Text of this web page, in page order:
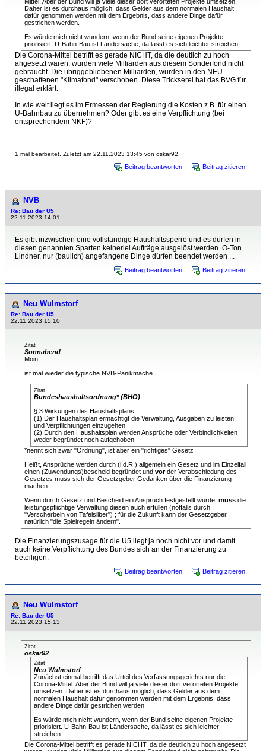
Daher ist es durchaus möglich, dass Gelder aus dem normalen Haushalt
dafür genommen werden mit dem Ergebnis, dass andere Dinge dafür
gestrichen werden.
Es würde mich nicht wundern, wenn der Bund seine eigenen Projekte
priorisiert. U-Bahn-Bau ist Ländersache, da lässt es sich leichter streichen.
Die Corona-Mittel betrifft es gerade NICHT, da die deutlich zu hoch
angesetzt waren, wurden viele Milliarden aus diesem Sonderfond nicht
gebraucht. Die übriggebliebenen Milliarden, wurden in den NEU
geschaffenen "Klimafond" verschoben. Diese Trickserei hat das BVG für
illegal erklärt.
In wie weit liegt es im Ermessen der Regierung die Kosten z.B. für einen
U-Bahnbau zu übernehmen? Oder gibt es eine Verpflichtung (bei
entsprechendem NKF)?
1 mal bearbeitet. Zuletzt am 22.11.2023 13:45 von oskar92.
Beitrag beantworten Beitrag zitieren
NVB
Re: Bau der U5
22.11.2023 14:01
Es gibt inzwischen eine vollständige Haushaltssperre und es dürfen in
diesen genannten Sparten keinerlei Aufträge ausgelöst werden. O-Ton
Lindner, nur (baulich) angefangene Dinge dürfen beendet werden ...
Beitrag beantworten Beitrag zitieren
Neu Wulmstorf
Re: Bau der U5
22.11.2023 15:10
Zitat
Sonnabend
Moin,
ist mal wieder die typische NVB-Panikmache.
Zitat
Bundeshaushaltsordnung* (BHO)
§ 3 Wirkungen des Haushaltsplans
(1) Der Haushaltsplan ermächtigt die Verwaltung, Ausgaben zu leisten
und Verpflichtungen einzugehen.
(2) Durch den Haushaltsplan werden Ansprüche oder Verbindlichkeiten
weder begründet noch aufgehoben.
*nennt sich zwar "Ordnung", ist aber ein "richtiges" Gesetz
Heißt, Ansprüche werden durch (i.d.R.) allgemein ein Gesetz und im Einzelfall
einen (Zuwendungs)bescheid begründet und vorder Verabschiedung des
Gesetzes muss sich der Gesetzgeber Gedanken über die Finanzierung
machen.
Wenn durch Gesetz und Bescheid ein Anspruch festgestellt wurde, muss die
leistungspflichtige Verwaltung diesen auch erfüllen (notfalls durch
"Verscherbeln von Tafelsilber") ; für die Zukunft kann der Gesetzgeber
natürlich "die Spielregeln ändern".
Die Finanzierungszusage für die U5 liegt ja noch nicht vor und damit
auch keine Verpflichtung des Bundes sich an der Finanzierung zu
beteiligen.
Beitrag beantworten Beitrag zitieren
Neu Wulmstorf
Re: Bau der U5
22.11.2023 15:13
Zitat
oskar92
Zitat
Neu Wulmstorf
Zunächst einmal betrifft das Urteil des Verfassungsgerichts nur die
Corona-Mittel. Aber der Bund will ja viele dieser dort verorteten Projekte
umsetzen. Daher ist es durchaus möglich, dass Gelder aus dem
normalen Haushalt dafür genommen werden mit dem Ergebnis, dass
andere Dinge dafür gestrichen werden.
Es würde mich nicht wundern, wenn der Bund seine eigenen Projekte
priorisiert. U-Bahn-Bau ist Ländersache, da lässt es sich leichter
streichen.
Die Corona-Mittel betrifft es gerade NICHT, da die deutlich zu hoch angesetzt